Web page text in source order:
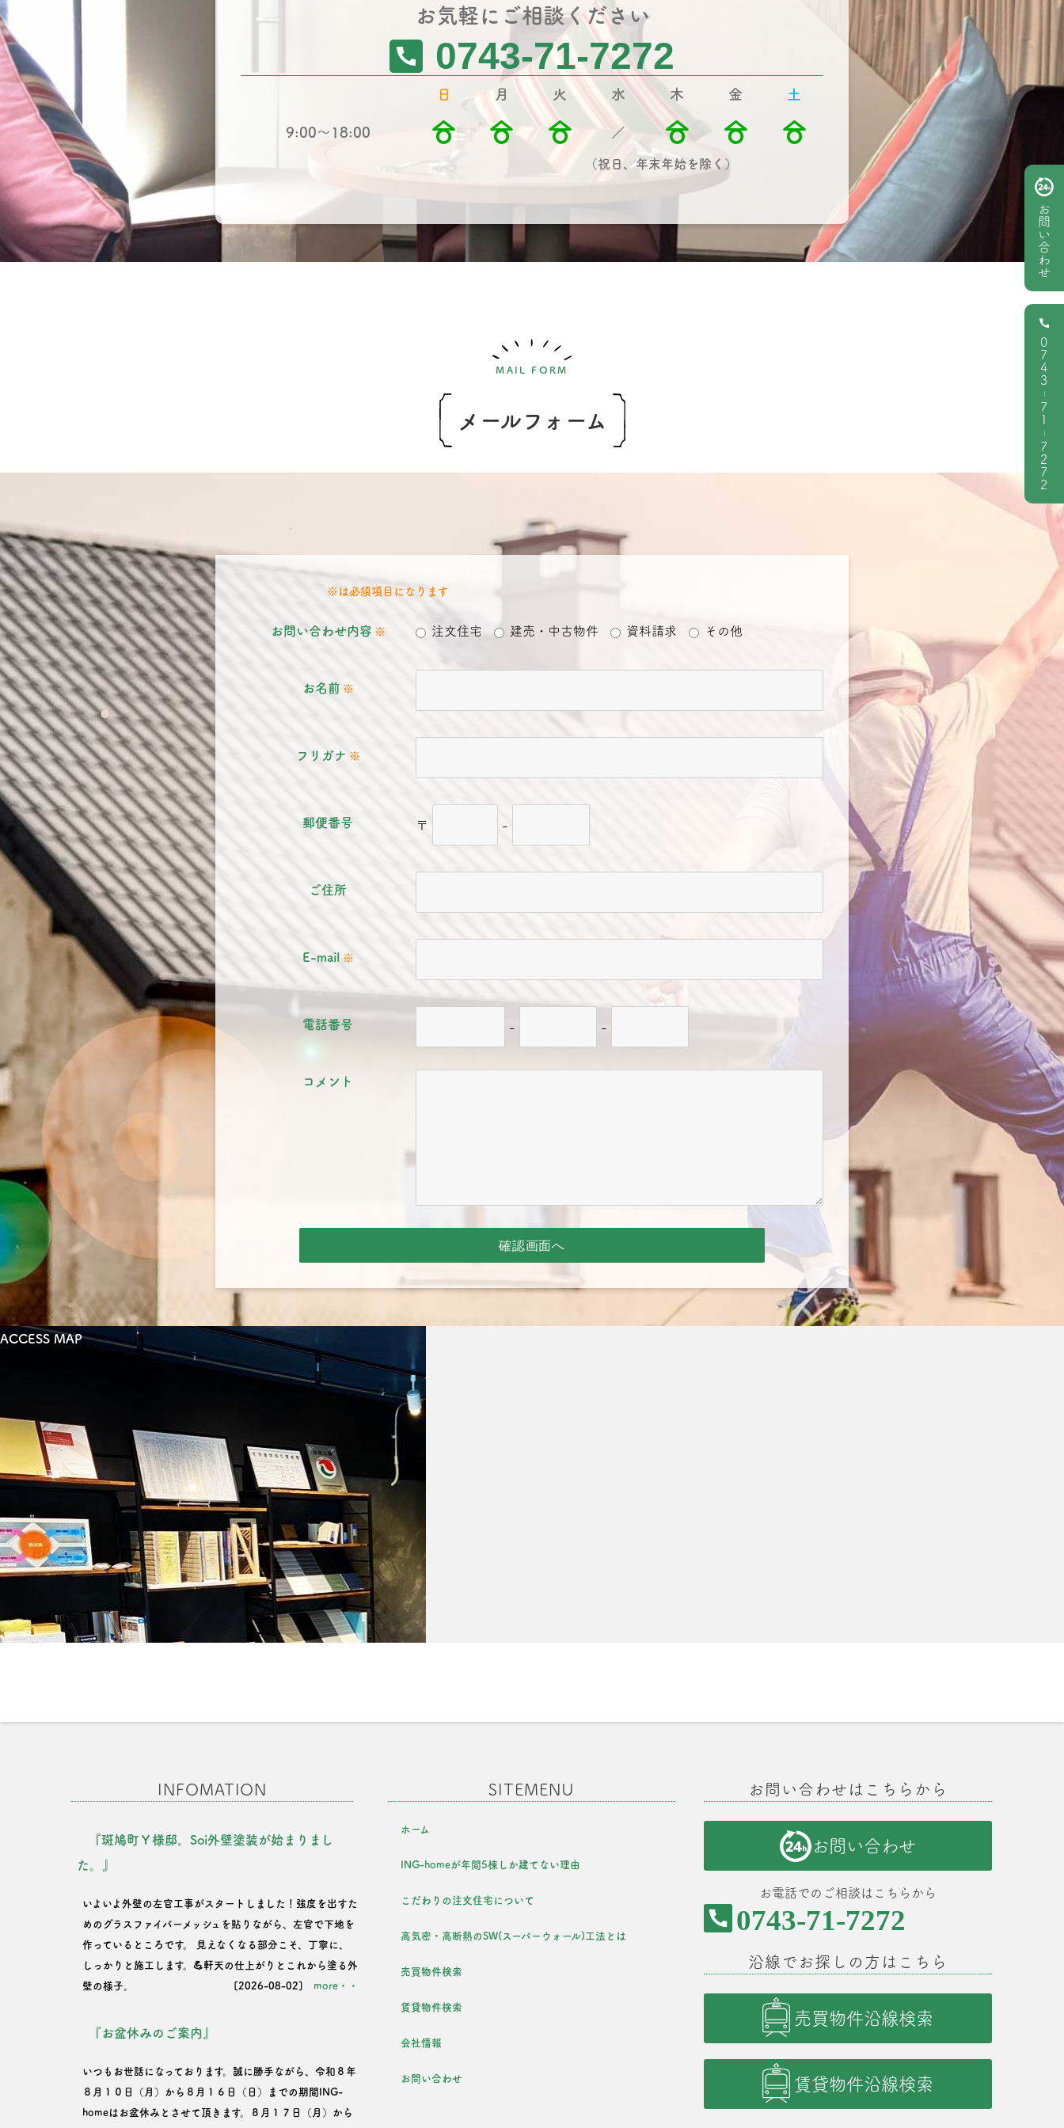
お気軽にご相談ください
0743-71-7272
日 月 火 水 木 金 土
9:00〜18:00 ／
（祝日、年末年始を除く）
MAIL FORM
メールフォーム
※は必須項目になります
お問い合わせ内容 注文住宅 建売・中古物件 資料請求 その他
お名前
フリガナ
郵便番号 〒 -
ご住所
E-mail
電話番号 - -
コメント
ACCESS MAP
お問い合わせ
0743
71
7272
INFOMATION
『斑鳩町Ｙ様邸。Soi外壁塗装が始まりまし
た。』
いよいよ外壁の左官工事がスタートしました！強度を出すた
めのグラスファイバーメッシュを貼りながら、左官で下地を
作っているところです。 見えなくなる部分こそ、丁寧に、
しっかりと施工します。💪軒天の仕上がりとこれから塗る外
壁の様子。
[2026-08-02] more・・
『お盆休みのご案内』
いつもお世話になっております。誠に勝手ながら、令和８年
８月１０日（月）から８月１６日（日）までの期間ING-
homeはお盆休みとさせて頂きます。８月１７日（月）から
SITEMENU
ホーム
ING-homeが年間5棟しか建てない理由
こだわりの注文住宅について
高気密・高断熱のSW(スーパーウォール)工法とは
売買物件検索
賃貸物件検索
会社情報
お問い合わせ
お問い合わせはこちらから
お問い合わせ
お電話でのご相談はこちらから
0743-71-7272
沿線でお探しの方はこちら
売買物件沿線検索
賃貸物件沿線検索